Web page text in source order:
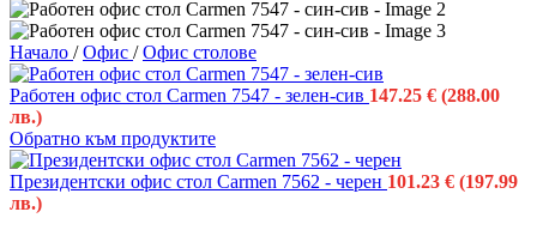
Начало / Офис / Офис столове
Работен офис стол Carmen 7547 - зелен-сив 147.25 € (288.00
лв.)
Обратно към продуктите
Президентски офис стол Carmen 7562 - черен 101.23 € (197.99
лв.)